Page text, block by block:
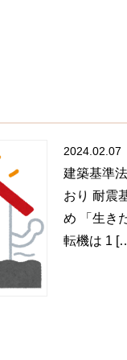
2024.02.07
建築基準
おり 耐震
め 「生き
転機は 1